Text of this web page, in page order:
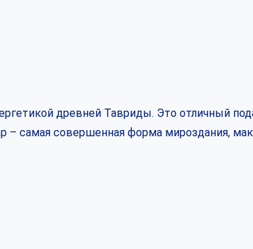
древней Тавриды. Это отличный
– самая совершенная форма мироздания,